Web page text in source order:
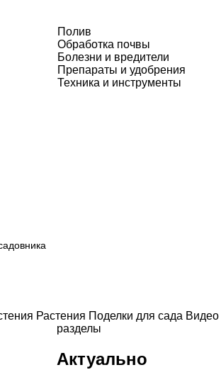
Полив
Обработка почвы
Болезни и вредители
Препараты и удобрения
Техника и инструменты
Растения Поделки для сада Видео
разделы
Актуально